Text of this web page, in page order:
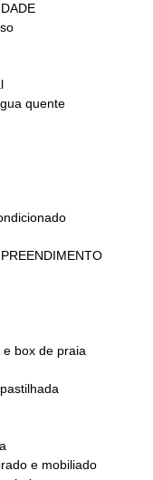
quente
box de praia
e mobiliado